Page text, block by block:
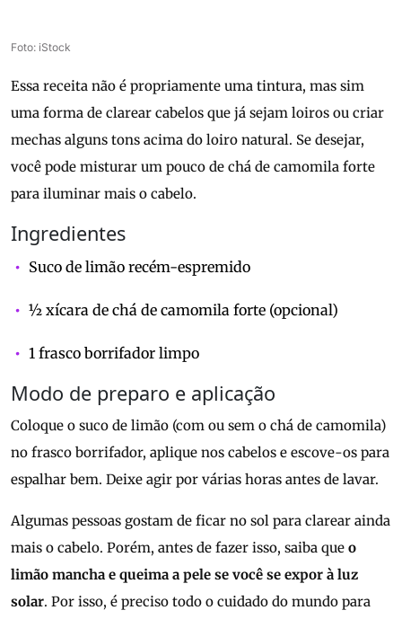
Foto: iStock
Essa receita não é propriamente uma tintura, mas sim
uma forma de clarear cabelos que já sejam loiros ou criar
mechas alguns tons acima do loiro natural. Se desejar,
você pode misturar um pouco de chá de camomila forte
para iluminar mais o cabelo.
Ingredientes
Suco de limão recém-espremido
½ xícara de chá de camomila forte (opcional)
1 frasco borrifador limpo
Modo de preparo e aplicação
Coloque o suco de limão (com ou sem o chá de camomila)
no frasco borrifador, aplique nos cabelos e escove-os para
espalhar bem. Deixe agir por várias horas antes de lavar.
Algumas pessoas gostam de ficar no sol para clarear ainda
mais o cabelo. Porém, antes de fazer isso, saiba que o
limão mancha e queima a pele se você se expor à luz
solar. Por isso, é preciso todo o cuidado do mundo para